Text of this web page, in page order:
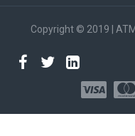
Copyright © 2019 |